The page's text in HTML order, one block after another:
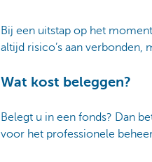
Bij een uitstap op het
altijd risico’s aan verbonden,
Wat kost beleggen?
Belegt u in een fonds? Dan
voor het professionele